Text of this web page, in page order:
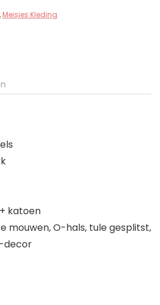
, Meisjes Kleding
katoen
mouwen, O-hals, tule gesplitst,
decor